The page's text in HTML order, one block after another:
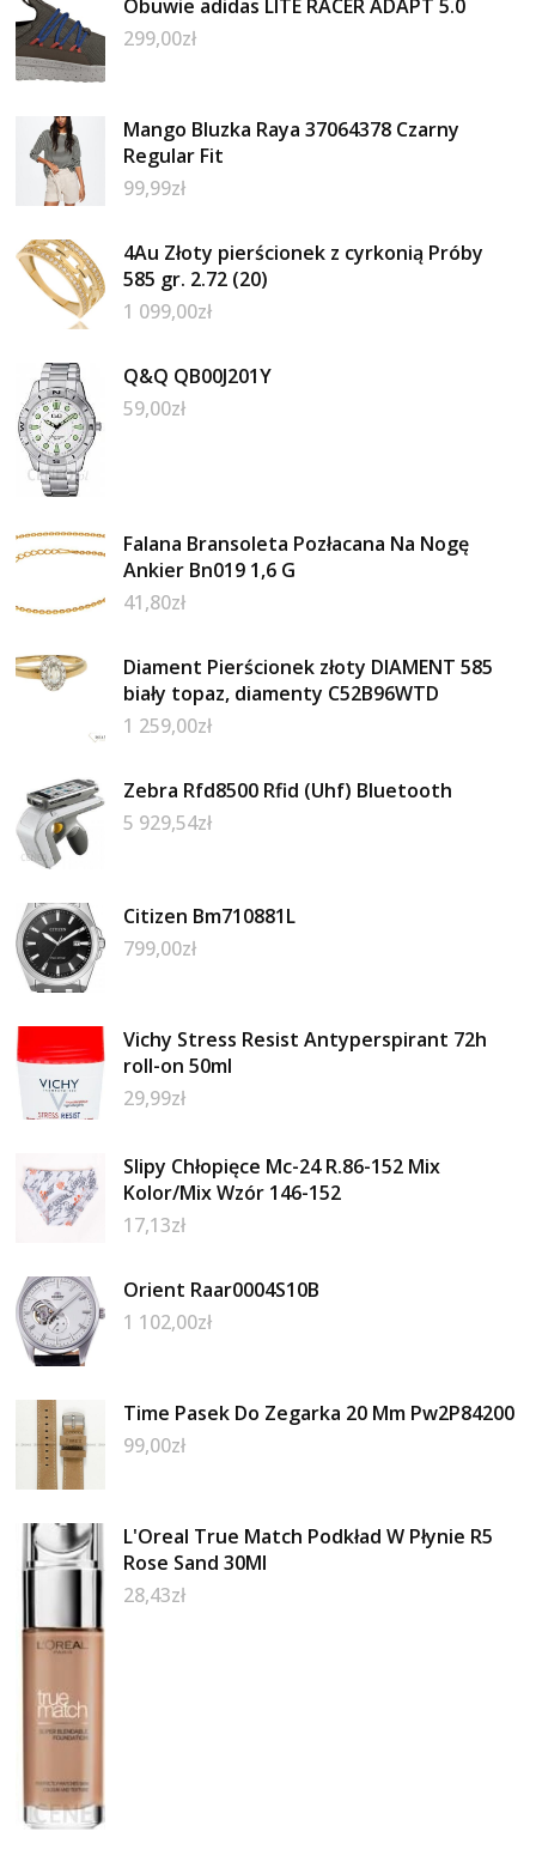
Obuwie adidas LITE RACER ADAPT 5.0
299,00zł
Mango Bluzka Raya 37064378 Czarny
Regular Fit
99,99zł
4Au Złoty pierścionek z cyrkonią Próby
585 gr. 2.72 (20)
1 099,00zł
Q&Q QB00J201Y
59,00zł
Falana Bransoleta Pozłacana Na Nogę
Ankier Bn019 1,6 G
41,80zł
Diament Pierścionek złoty DIAMENT 585
biały topaz, diamenty C52B96WTD
1 259,00zł
Zebra Rfd8500 Rfid (Uhf) Bluetooth
5 929,54zł
Citizen Bm710881L
799,00zł
Vichy Stress Resist Antyperspirant 72h
roll-on 50ml
29,99zł
Slipy Chłopięce Mc-24 R.86-152 Mix
Kolor/Mix Wzór 146-152
17,13zł
Orient Raar0004S10B
1 102,00zł
Time Pasek Do Zegarka 20 Mm Pw2P84200
99,00zł
L'Oreal True Match Podkład W Płynie R5
Rose Sand 30Ml
28,43zł